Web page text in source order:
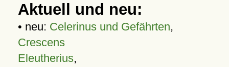
Aktuell und neu:
• neu: Celerinus und Gefährten,
Crescens
Eleutherius,